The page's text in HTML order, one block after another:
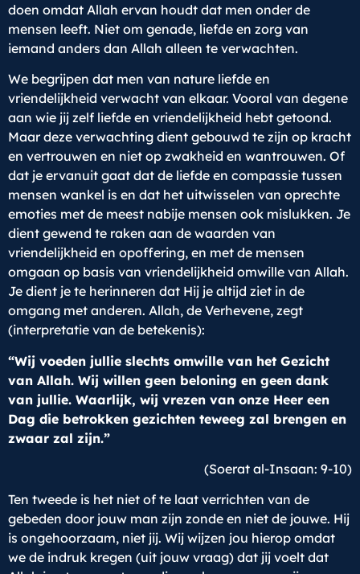
doen omdat Allah ervan houdt dat men onder de
mensen leeft. Niet om genade, liefde en zorg van
iemand anders dan Allah alleen te verwachten.
We begrijpen dat men van nature liefde en
vriendelijkheid verwacht van elkaar. Vooral van degene
aan wie jij zelf liefde en vriendelijkheid hebt getoond.
Maar deze verwachting dient gebouwd te zijn op kracht
en vertrouwen en niet op zwakheid en wantrouwen. Of
dat je ervanuit gaat dat de liefde en compassie tussen
mensen wankel is en dat het uitwisselen van oprechte
emoties met de meest nabije mensen ook mislukken. Je
dient gewend te raken aan de waarden van
vriendelijkheid en opoffering, en met de mensen
omgaan op basis van vriendelijkheid omwille van Allah.
Je dient je te herinneren dat Hij je altijd ziet in de
omgang met anderen. Allah, de Verhevene, zegt
(interpretatie van de betekenis):
“Wij voeden jullie slechts omwille van het Gezicht
van Allah. Wij willen geen beloning en geen dank
van jullie. Waarlijk, wij vrezen van onze Heer een
Dag die betrokken gezichten teweeg zal brengen en
zwaar zal zijn.”
(Soerat al-Insaan: 9-10)
Ten tweede is het niet of te laat verrichten van de
gebeden door jouw man zijn zonde en niet de jouwe. Hij
is ongehoorzaam, niet jij. Wij wijzen jou hierop omdat
we de indruk kregen (uit jouw vraag) dat jij voelt dat